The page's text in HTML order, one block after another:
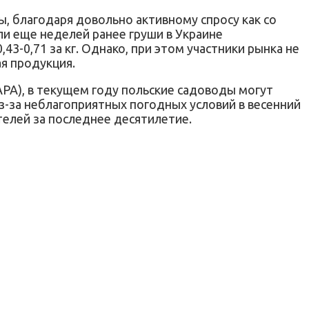
довольно активному спросу как со
еще неделей ранее груши в Украине
0,71 за кг. Однако, при этом участники рынка не
продукция.
в текущем году польские садоводы могут
неблагоприятных погодных условий в весенний
за последнее десятилетие.